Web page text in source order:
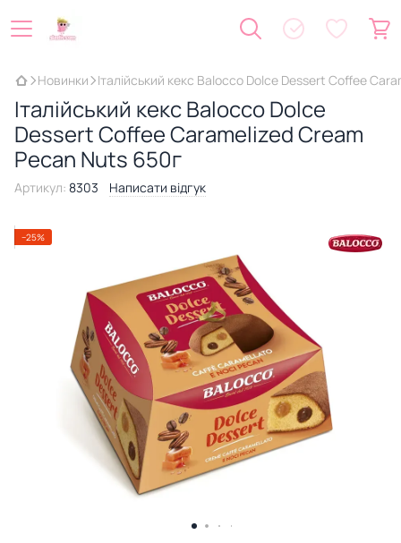
Новинки Італійський кекс Balocco Dolce Dessert Coffee
Італійський кекс Balocco Dolce
Dessert Coffee Caramelized Cream
Pecan Nuts 650г
Артикул: 8303 Написати відгук
−25%